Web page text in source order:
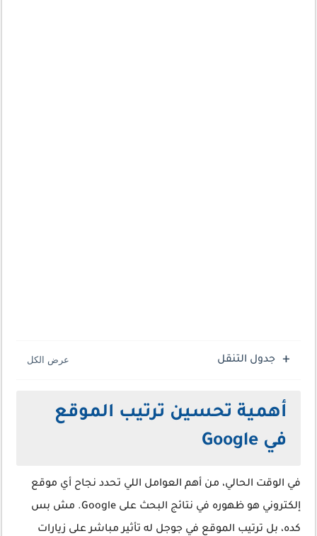
جدول التنقل
أهمية تحسين ترتيب الموقع
في Google
في الوقت الحالي، من أهم العوامل اللي تحدد نجاح أي موقع
إلكتروني هو ظهوره في نتائج البحث على Google. مش بس
كده، بل ترتيب الموقع في جوجل له تأثير مباشر على زيارات